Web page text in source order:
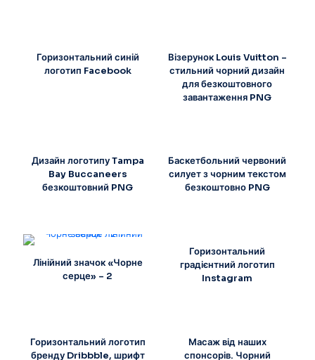
Горизонтальний синій
логотип Facebook
Візерунок Louis Vuitton –
стильний чорний дизайн
для безкоштовного
завантаження PNG
Дизайн логотипу Tampa
Bay Buccaneers
безкоштовний PNG
Баскетбольний червоний
силует з чорним текстом
безкоштовно PNG
Лінійний значок «Чорне
серце» – 2
Горизонтальний
градієнтний логотип
Instagram
Горизонтальний логотип
бренду Dribbble, шрифт
Масаж від наших
спонсорів. Чорний